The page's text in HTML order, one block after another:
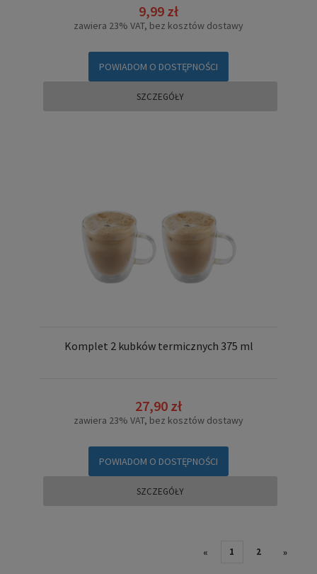
9,99 zł
zawiera 23% VAT, bez kosztów dostawy
POWIADOM O DOSTĘPNOŚCI
SZCZEGÓŁY
Komplet 2 kubków termicznych 375 ml
27,90 zł
zawiera 23% VAT, bez kosztów dostawy
POWIADOM O DOSTĘPNOŚCI
SZCZEGÓŁY
« 1 2 »